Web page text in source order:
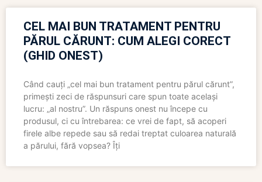
CEL MAI BUN TRATAMENT PENTRU
PĂRUL CĂRUNT: CUM ALEGI CORECT
(GHID ONEST)
Când cauți „cel mai bun tratament pentru părul cărunt”,
primești zeci de răspunsuri care spun toate același
lucru: „al nostru”. Un răspuns onest nu începe cu
produsul, ci cu întrebarea: ce vrei de fapt, să acoperi
firele albe repede sau să redai treptat culoarea naturală
a părului, fără vopsea? Îți